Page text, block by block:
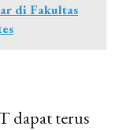
di Fakultas
dapat terus